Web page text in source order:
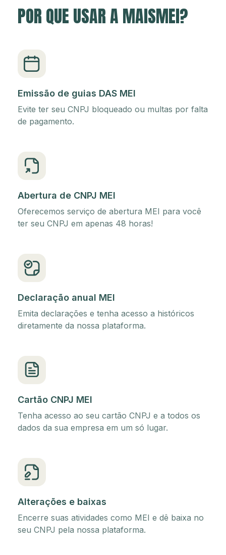
POR QUE USAR A MAISMEI?
Emissão de guias DAS MEI
Evite ter seu CNPJ bloqueado ou multas por falta
de pagamento.
Abertura de CNPJ MEI
Oferecemos serviço de abertura MEI para você
ter seu CNPJ em apenas 48 horas!
Declaração anual MEI
Emita declarações e tenha acesso a históricos
diretamente da nossa plataforma.
Cartão CNPJ MEI
Tenha acesso ao seu cartão CNPJ e a todos os
dados da sua empresa em um só lugar.
Alterações e baixas
Encerre suas atividades como MEI e dê baixa no
seu CNPJ pela nossa plataforma.